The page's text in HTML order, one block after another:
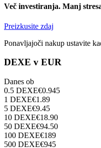
Več investiranja. Manj
Preizkusite zdaj
Ponavljajoči nakup ustavite
DEXE v EUR
Danes ob
0.5 DEXE€0.945
1 DEXE€1.89
5 DEXE€9.45
10 DEXE€18.90
50 DEXE€94.50
100 DEXE€189
500 DEXE€945